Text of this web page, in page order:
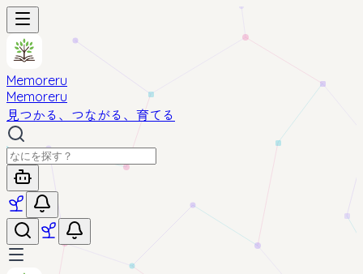
Memoreru
Memoreru
見つかる、つながる、育てる